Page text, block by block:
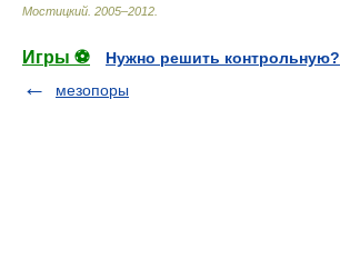
Мостицкий 2005–2012
Игры ⚽
Нужно решить контрольную?
мезопоры